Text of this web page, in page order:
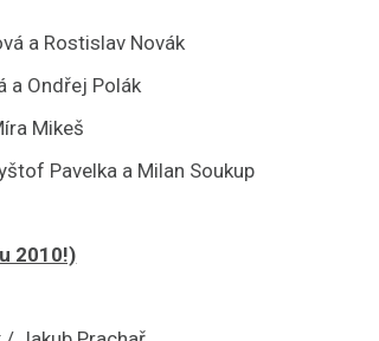
a Rostislav Novák
a Ondřej Polák
Mikeš
Pavelka a Milan Soukup
2010!)